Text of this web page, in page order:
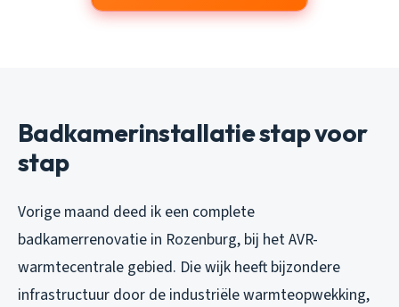
Badkamerinstallatie stap voor
stap
Vorige maand deed ik een complete
badkamerrenovatie in Rozenburg, bij het AVR-
warmtecentrale gebied. Die wijk heeft bijzondere
infrastructuur door de industriële warmteopwekking,